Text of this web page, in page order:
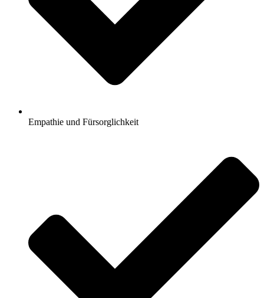
Empathie und Fürsorglichkeit